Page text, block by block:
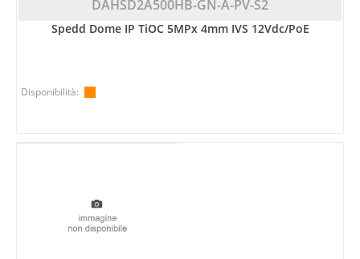
DAHSD2A500HB-GN-A-PV-S2
Spedd Dome IP TiOC 5MPx 4mm IVS 12Vdc/PoE
Disponibilità: